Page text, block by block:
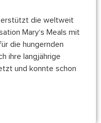
die weltweit
Mary‘s Meals mit
die hungernden
ihre langjährige
und konnte schon